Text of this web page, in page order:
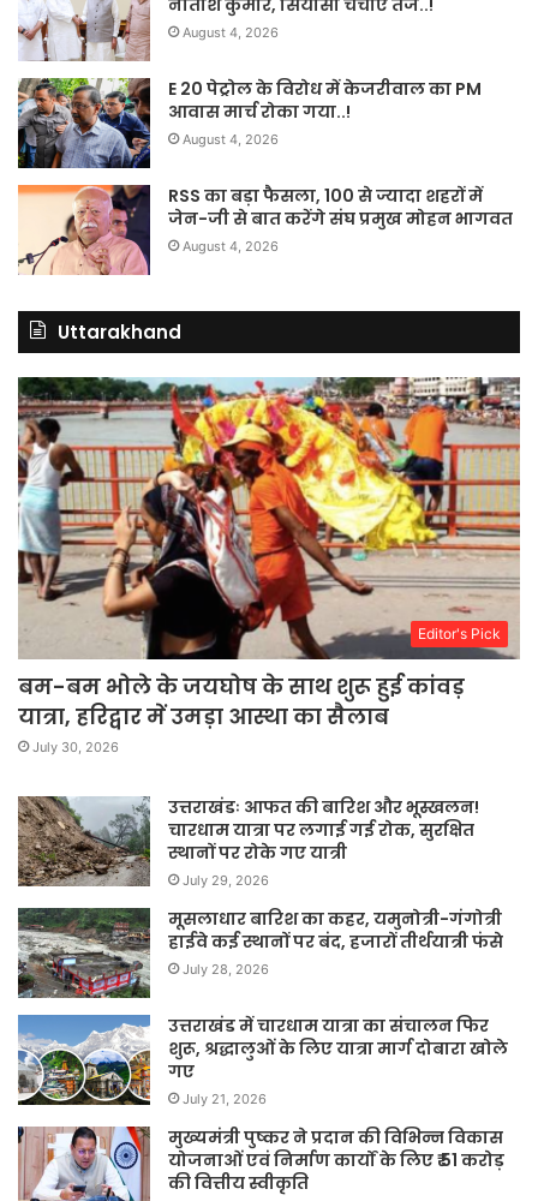
August 4, 2026
E 20 पेट्रोल के विरोध में केजरीवाल का PM
आवास मार्च रोका गया..!
August 4, 2026
RSS का बड़ा फैसला, 100 से ज्यादा शहरों में
जेन-जी से बात करेंगे संघ प्रमुख मोहन भागवत
August 4, 2026
Uttarakhand
Editor's Pick
बम-बम भोले के जयघोष के साथ शुरू हुई कांवड़
यात्रा, हरिद्वार में उमड़ा आस्था का सैलाब
July 30, 2026
उत्तराखंडः आफत की बारिश और भूस्खलन!
चारधाम यात्रा पर लगाई गई रोक, सुरक्षित
स्थानों पर रोके गए यात्री
July 29, 2026
मूसलाधार बारिश का कहर, यमुनोत्री-गंगोत्री
हाईवे कई स्थानों पर बंद, हजारों तीर्थयात्री फंसे
July 28, 2026
उत्तराखंड में चारधाम यात्रा का संचालन फिर
शुरू, श्रद्धालुओं के लिए यात्रा मार्ग दोबारा खोले
गए
July 21, 2026
मुख्यमंत्री पुष्कर ने प्रदान की विभिन्न विकास
योजनाओं एवं निर्माण कार्यों के लिए ₹ 51 करोड़
की वित्तीय स्वीकृति